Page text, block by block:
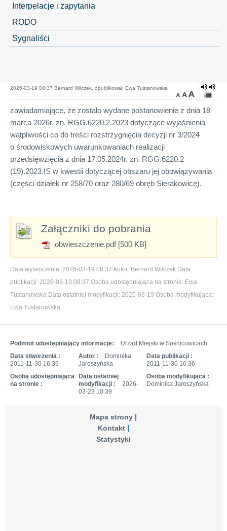
Interpelacje i zapytania
RODO
Sygnaliści
2026-03-19 08:37 Bernard Wilczek, opublikował: Ewa Tustanowska
zawiadamiające, że zostało wydane postanowienie z dnia 18
marca 2026r. zn. RGG.6220.2.2023 dotyczące wyjaśnienia
wątpliwości co do treści rozstrzygnięcia decyzji nr 3/2024
o środowiskowych uwarunkowaniach realizacji
przedsięwzięcia z dnia 17.05.2024r. zn. RGG.6220.2
(19).2023.IS w kwestii dotyczącej obszaru jej obowiązywania
(części działek nr 258/70 oraz 280/69 obręb Sierakowice).
Załączniki do pobrania
obwieszczenie.pdf [500 KB]
Data wytworzenia: 2026-03-19 08:37 Autor: Bernard Wilczek Data
publikacji: 2026-03-19 08:37 Osoba udostępniająca na stronie: Ewa
Tustanowska Data ostatniej modyfikacji: 2026-03-19 Osoba modyfikująca:
Ewa Tustanowska
Podmiot udostępniający informacje:
Urząd Miejski w Sośnicowicach
Data stworzenia :
2011-11-30 16:36
Autor :
Dominika
Jaroszyńska
Data publikacji :
2011-11-30 16:36
Osoba udostępniająca
na stronie :
Data ostatniej
modyfikacji :
2026-
03-23 10:39
Osoba modyfikująca :
Dominika Jaroszyńska
Mapa strony
Kontakt
Statystyki